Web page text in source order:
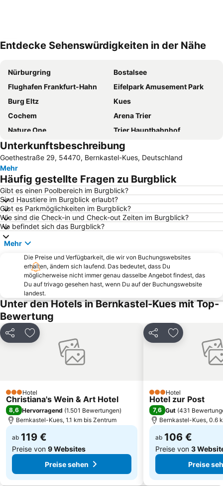
Entdecke Sehenswürdigkeiten in der Nähe
Nürburgring
Bostalsee
Flughafen Frankfurt-Hahn
Eifelpark Amusement Park
Burg Eltz
Kues
Cochem
Arena Trier
Nature One
Trier Hauptbahnhof
Bernkastel
Kastellaun
Losheimer Stausee
Mosel-Wein-Express
Meerfelder Maar
Schalkenmehrener Maar
Bahnhof Wasserbillig
European Geopark Vulkaneifel
Mosel Wein Museum
Maare-Mosel-Radweg
Cond
Porta Nigra
Bahnhof Cochem
Brauhaus Kloster Machern
Sehl
Cochem Castle
Wehlen
Eifel Vulkanmuseum
Kyrburg
Olewig
Alte Burg Longuich
Trierer Dom
Zeltinger Hof
Fritz
Vulkanexpress Brohltal-Railway
Adler und Wolfspark Kasselburg
Sommerrodelbahn Erbeskopf
Naturfreibad Gemündener Maar
Hauptmarkt
Nürburg
Unterkunftsbeschreibung
Goethestraße 29, 54470, Bernkastel-Kues, Deutschland
Mehr
Häufig gestellte Fragen zu Burgblick
Gibt es einen Poolbereich im Burgblick?
Sind Haustiere im Burgblick erlaubt?
Gibt es Parkmöglichkeiten im Burgblick?
Wie sind die Check-in und Check-out Zeiten im Burgblick?
Wo befindet sich das Burgblick?
Mehr
Die Preise und Verfügbarkeit, die wir von Buchungswebsites
erhalten, ändern sich laufend. Das bedeutet, dass Du
möglicherweise nicht immer genau dasselbe Angebot findest, das
Du auf trivago gesehen hast, wenn Du auf der Buchungswebsite
landest.
Unter den Hotels in Bernkastel-Kues mit Top-
Bewertung
Teilen Zu Favoriten hinzufügen
3 Sterne
Hotel
Christiana's Wein & Art Hotel
8,6 Hervorragend (1.501 Bewertungen)
Bernkastel-Kues, 1.1 km bis Zentrum
ab 119 €
Preise von 9 Websites
Preise sehen
Teilen Zu Favoriten
3 Sterne
Hotel
Hotel zur Post
7,6 Gut (431
Bernkastel-Kues, 0.6
ab 106 €
Preise von 3
Preise